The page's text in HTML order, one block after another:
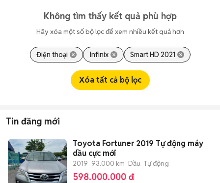
Không tìm thấy kết quả phù hợp
Hãy xóa một số bộ lọc để xem nhiều kết quả hơn
Điện thoại Infinix Smart HD 2021
Xóa tất cả bộ lọc
Tin đăng mới
Toyota Fortuner 2019 Tự động máy
dầu cực mới
2019 93.000 km Dầu Tự động
598.000.000 đ